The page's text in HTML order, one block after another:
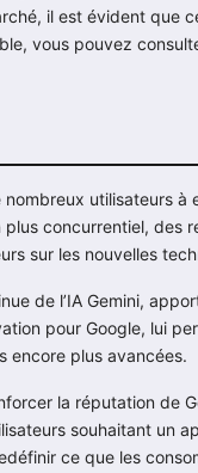
il est évident que
vous pouvez
utilisateurs à
concurrentiel, des
sur les nouvelles
de l’IA Gemini,
pour Google, lui
encore plus avancées.
la réputation de
souhaitant un
ce que les